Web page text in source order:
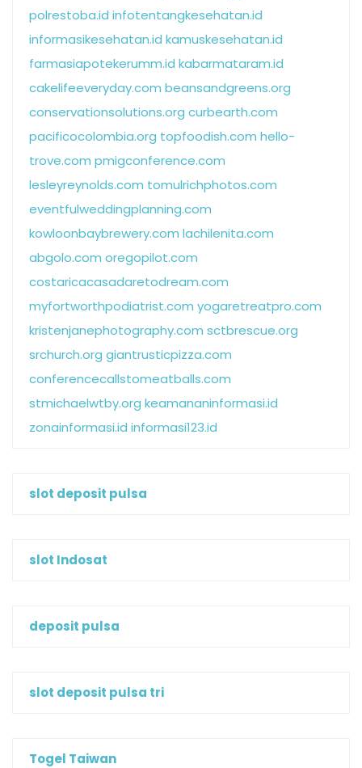
polrestoba.id infotentangkesehatan.id
informasikesehatan.id kamuskesehatan.id
farmasiapotekerumm.id kabarmataram.id
cakelifeeveryday.com beansandgreens.org
conservationsolutions.org curbearth.com
pacificocolombia.org topfoodish.com hello-
trove.com pmigconference.com
lesleyreynolds.com tomulrichphotos.com
eventfulweddingplanning.com
kowloonbaybrewery.com lachilenita.com
abgolo.com oregopilot.com
costaricacasadaretodream.com
myfortworthpodiatrist.com yogaretreatpro.com
kristenjanephotography.com sctbrescue.org
srchurch.org giantrusticpizza.com
conferencecallstomeatballs.com
stmichaelwtby.org keamananinformasi.id
zonainformasi.id informasi123.id
slot deposit pulsa
slot Indosat
deposit pulsa
slot deposit pulsa tri
Togel Taiwan